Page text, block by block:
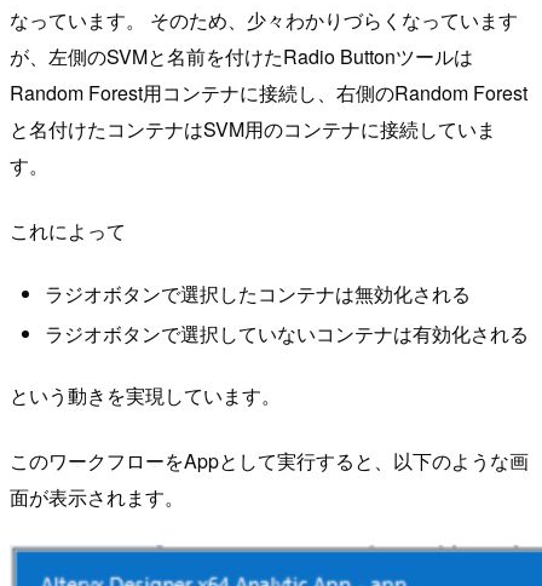
なっています。 そのため、少々わかりづらくなっています
が、左側のSVMと名前を付けたRadio Buttonツールは
Random Forest用コンテナに接続し、右側のRandom Forest
と名付けたコンテナはSVM用のコンテナに接続していま
す。
これによって
ラジオボタンで選択したコンテナは無効化される
ラジオボタンで選択していないコンテナは有効化される
という動きを実現しています。
このワークフローをAppとして実行すると、以下のような画
面が表示されます。